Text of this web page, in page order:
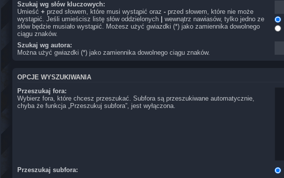
Szukaj wg słów kluczowych:
Umieść + przed słowem, które musi wystąpić oraz - przed słowem, które nie może
wystąpić. Jeśli umieścisz listę słów oddzielonych
wewnątrz nawiasów, tylko jedno ze
słów będzie musiało wystąpić. Możesz użyć gwiazdki (*) jako zamiennika dowolnego
ciągu znaków.
Szukaj wg autora:
Można użyć gwiazdki (*) jako zamiennika dowolnego ciągu znaków.
OPCJE WYSZUKIWANIA
Przeszukaj fora:
Wybierz fora, które chcesz przeszukać. Subfora są przeszukiwane automatycznie,
chyba że funkcja „Przeszukuj subfora”, jest wyłączona.
Przeszukaj subfora: